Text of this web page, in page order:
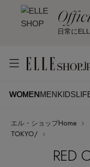
日常に
WOMEN MEN KIDS
WOMENMENKIDS
ITEMS
はじめてご利用の方
エル・ショップHome
TOKYO/
RED